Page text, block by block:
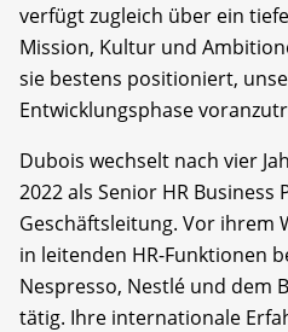
verfügt zugleich über ein
Mission, Kultur und
sie bestens positioniert,
Entwicklungsphase
Dubois wechselt nach vier
2022 als Senior HR
Geschäftsleitung. Vor ihrem
in leitenden HR-Funktionen
Nespresso, Nestlé und dem
tätig. Ihre internationale